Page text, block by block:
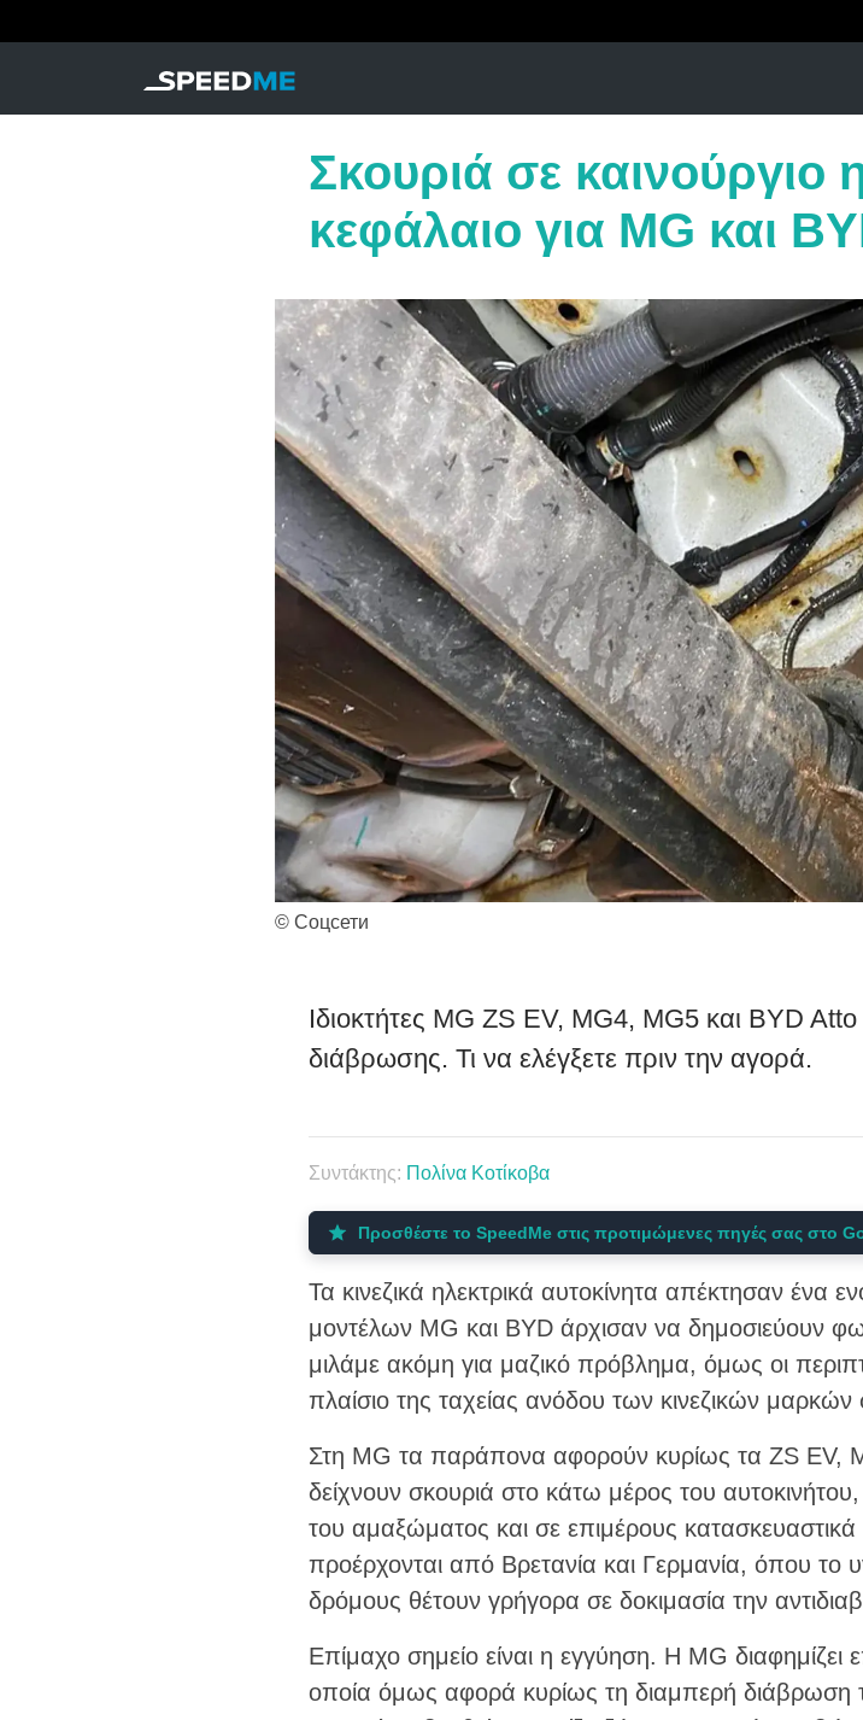
Σκουριά σε καινούργιο
κεφάλαιο για MG και
© Соцсети
Ιδιοκτήτες MG ZS EV, MG4, MG5 και BYD
διάβρωσης. Τι να ελέγξετε πριν την αγορά.
Συντάκτης: Πολίνα Κοτίκοβα
Προσθέστε το SpeedMe στις προτιμώμενες πηγές σας στο
Τα κινεζικά ηλεκτρικά αυτοκίνητα απέκτησαν ένα
μοντέλων MG και BYD άρχισαν να δημοσιεύουν
μιλάμε ακόμη για μαζικό πρόβλημα, όμως οι
πλαίσιο της ταχείας ανόδου των κινεζικών
Στη MG τα παράπονα αφορούν κυρίως τα ZS EV,
δείχνουν σκουριά στο κάτω μέρος του
του αμαξώματος και σε επιμέρους
προέρχονται από Βρετανία και Γερμανία, όπου το
δρόμους θέτουν γρήγορα σε δοκιμασία την
Επίμαχο σημείο είναι η εγγύηση. Η MG διαφημίζει
οποία όμως αφορά κυρίως τη διαμπερή διάβρωση